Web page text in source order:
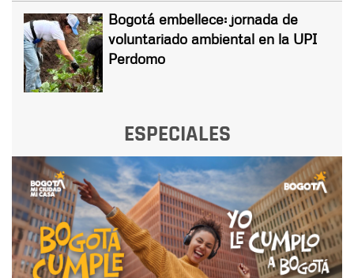
Bogotá embellece: jornada de
voluntariado ambiental en la UPI
Perdomo
ESPECIALES